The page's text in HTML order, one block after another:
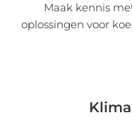
Maak kennis
oplossingen voor